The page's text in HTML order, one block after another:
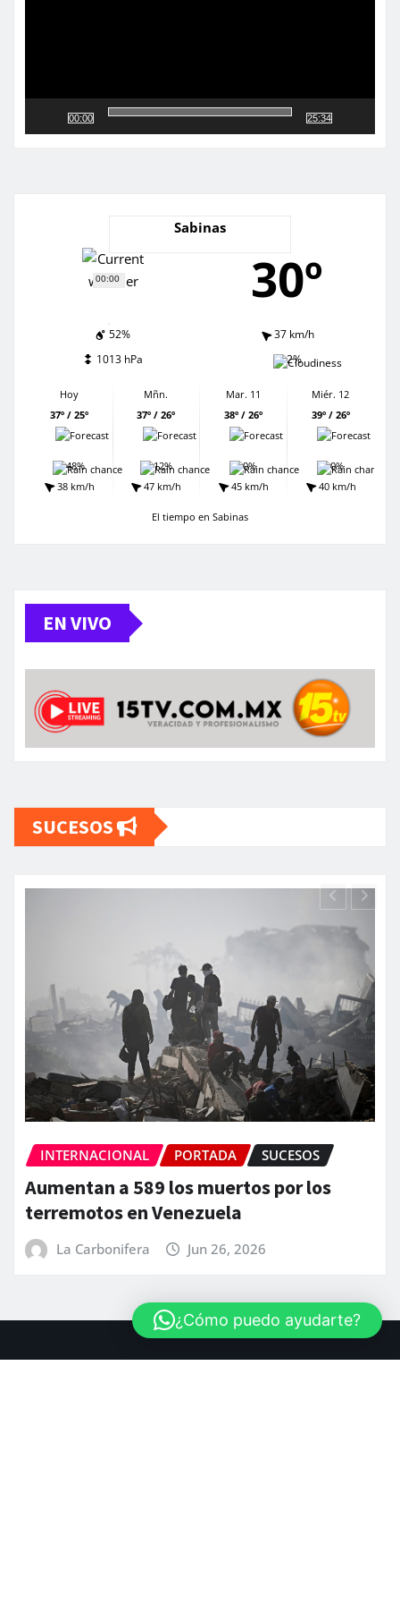
00:00
00:00
25:34
Sabinas
30º
52%
37 km/h
1013 hPa
2%
Hoy
37º / 25º
48%
38 km/h
Mñn.
37º / 26º
12%
47 km/h
Mar. 11
38º / 26º
0%
45 km/h
Miér. 12
39º / 26º
0%
40 km/h
El tiempo en Sabinas
EN VIVO
SUCESOS
EEUU anuncia una ayuda de 130
millones para Venezuela tras el doble
terremoto
La Carbonifera Jun 25, 2026
¿Cómo puedo ayudarte?